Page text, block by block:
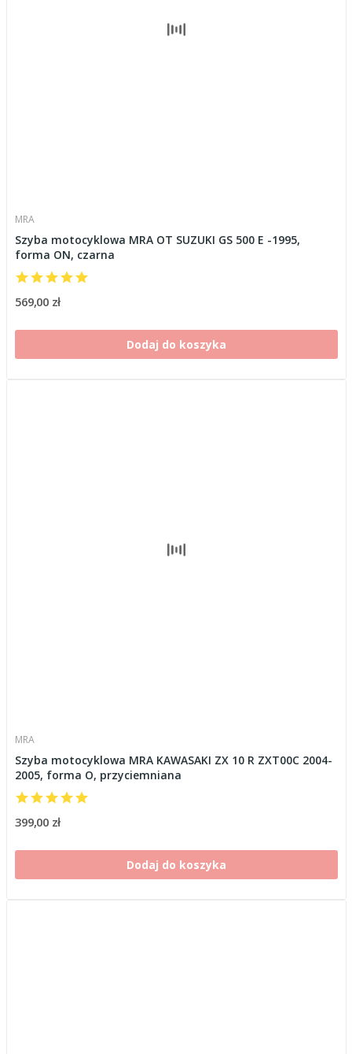
MRA
Szyba motocyklowa MRA OT SUZUKI GS 500 E -1995,
forma ON, czarna
569,00 zł
Dodaj do koszyka
MRA
Szyba motocyklowa MRA KAWASAKI ZX 10 R ZXT00C 2004-
2005, forma O, przyciemniana
399,00 zł
Dodaj do koszyka